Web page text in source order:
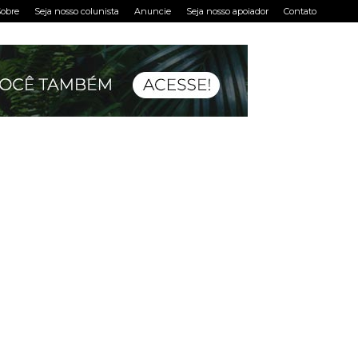
Seja nosso colunista Anuncie Seja nosso apoiador Contato